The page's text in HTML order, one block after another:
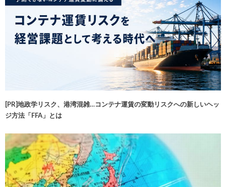
[PR]地政学リスク、港湾混雑…コンテナ運賃の変動リスクへの新しいヘッ
ジ方法「FFA」とは